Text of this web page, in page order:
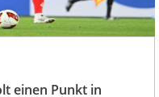
einen Punkt in